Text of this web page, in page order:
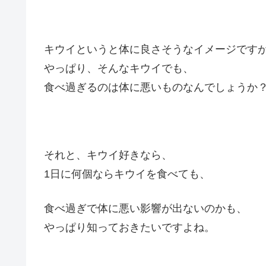
キウイというと体に良さそうなイメージです
やっぱり、そんなキウイでも、
食べ過ぎるのは体に悪いものなんでしょうか
それと、キウイ好きなら、
1日に何個ならキウイを食べても、
食べ過ぎで体に悪い影響が出ないのかも、
やっぱり知っておきたいですよね。